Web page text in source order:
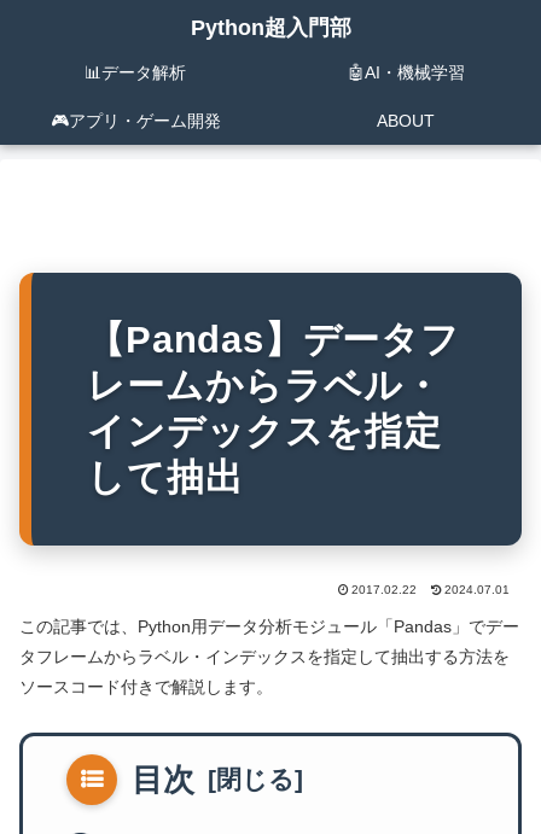
Python超入門部
📊データ解析 🤖AI・機械学習
🎮️アプリ・ゲーム開発 ABOUT
【Pandas】データフ
レームからラベル・
インデックスを指定
して抽出
2017.02.22 2024.07.01
この記事では、Python用データ分析モジュール「Pandas」でデー
タフレームからラベル・インデックスを指定して抽出する方法を
ソースコード付きで解説します。
目次